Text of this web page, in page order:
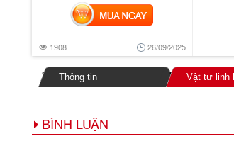
1908 26/09/2025
MUA NGAY
Thông tin Vật tư linh
BÌNH LUẬN